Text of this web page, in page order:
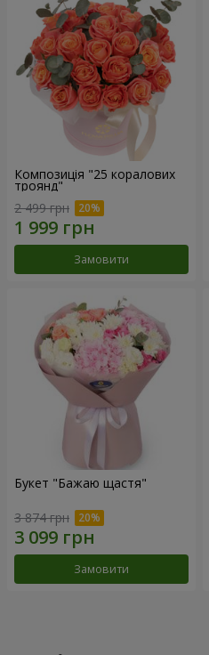
Композиція "25 коралових
троянд"
2 499 грн
Замовити
Букет "Бажаю щастя"
3 874 грн
Замовити